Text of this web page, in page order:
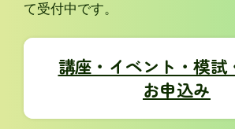
て受付中です。
講座・イベント・模試
お申込み